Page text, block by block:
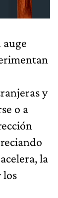
auge
y
o a
la
los